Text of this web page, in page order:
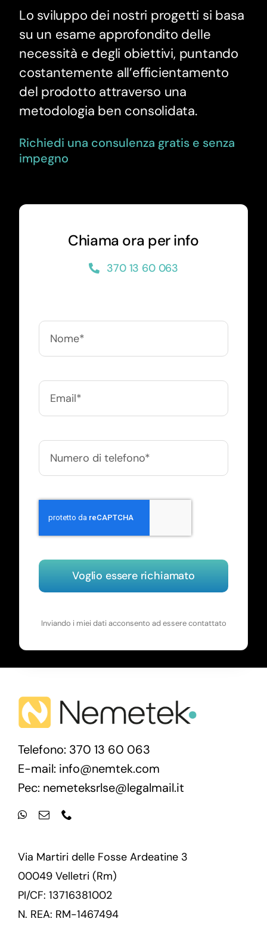
Lo sviluppo dei nostri progetti si basa
su un esame approfondito delle
necessità e degli obiettivi, puntando
costantemente all’efficientamento
del prodotto attraverso una
metodologia ben consolidata.
Richiedi una consulenza gratis e senza
impegno
Chiama ora per info
370 13 60 063
Voglio essere richiamato
Inviando i miei dati acconsento ad essere contattato
Telefono: 370 13 60 063
E-mail: info@nemtek.com
Pec: nemeteksrlse@legalmail.it
Via Martiri delle Fosse Ardeatine 3
00049 Velletri (Rm)
PI/CF: 13716381002
N. REA: RM-1467494